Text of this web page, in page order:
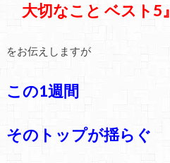
大切なこと ベスト5』
をお伝えしますが
この1週間
そのトップが揺らぐ